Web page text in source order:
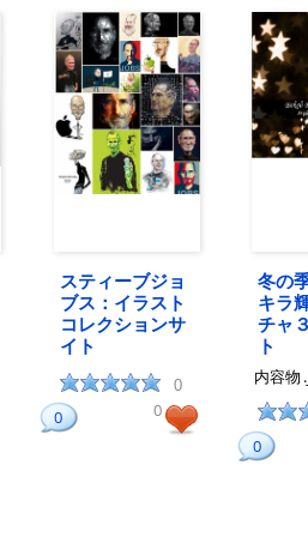
スティーブジョ
ブス：イラスト
コレクションサ
イト
0
0 0
冬の
キラ
チャ
ト
内容物
0